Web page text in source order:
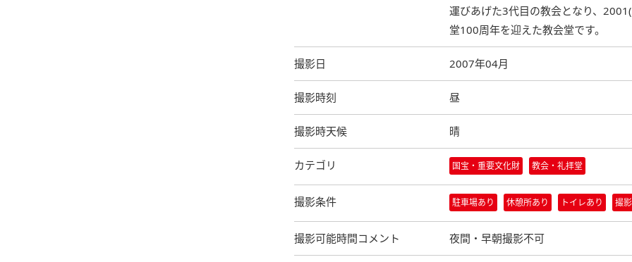
運びあげた3代目の教会となり、
堂100周年を迎えた教会堂です。
撮影日 2007年04月
撮影時刻 昼
撮影時天候 晴
カテゴリ 国宝・重要文化財 教会・礼拝堂
撮影条件 駐車場あり 休憩所あり トイレあり 撮
撮影可能時間コメント 夜間・早朝撮影不可